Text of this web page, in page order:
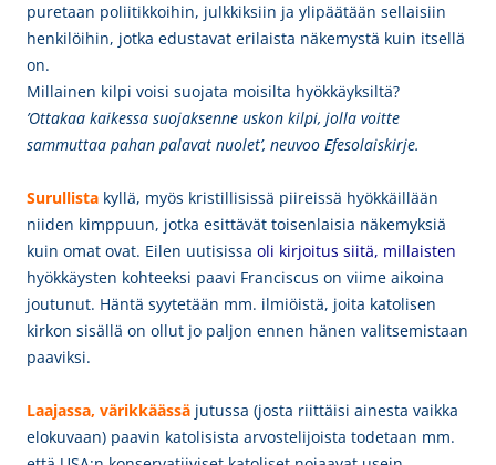
puretaan poliitikkoihin, julkkiksiin ja ylipäätään sellaisiin
henkilöihin, jotka edustavat erilaista näkemystä kuin itsellä
on.
Millainen kilpi voisi suojata moisilta hyökkäyksiltä?
’Ottakaa kaikessa suojaksenne uskon kilpi, jolla voitte
sammuttaa pahan palavat nuolet’, neuvoo Efesolaiskirje.
Surullista kyllä, myös kristillisissä piireissä hyökkäillään
niiden kimppuun, jotka esittävät toisenlaisia näkemyksiä
kuin omat ovat. Eilen uutisissa oli kirjoitus siitä, millaisten
hyökkäysten kohteeksi paavi Franciscus on viime aikoina
joutunut. Häntä syytetään mm. ilmiöistä, joita katolisen
kirkon sisällä on ollut jo paljon ennen hänen valitsemistaan
paaviksi.
Laajassa, värikkäässä jutussa (josta riittäisi ainesta vaikka
elokuvaan) paavin katolisista arvostelijoista todetaan mm.